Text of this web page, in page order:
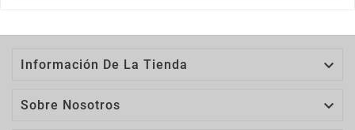
Información De La Tienda 
Sobre Nosotros 